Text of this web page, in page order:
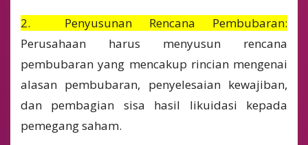
2. Penyusunan Rencana Pembubaran:
Perusahaan harus menyusun rencana
pembubaran yang mencakup rincian mengenai
alasan pembubaran, penyelesaian kewajiban,
dan pembagian sisa hasil likuidasi kepada
pemegang saham.